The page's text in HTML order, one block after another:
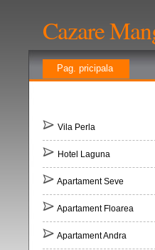
Cazare
Pag. pricipala
Vila Perla
Hotel Laguna
Apartament Seve
Apartament Floarea
Apartament Andra